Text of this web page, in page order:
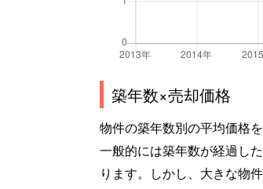
築年数×売却価格
物件の築年数別の平均価格
一般的には築年数が経過し
ります。しかし、大きな物